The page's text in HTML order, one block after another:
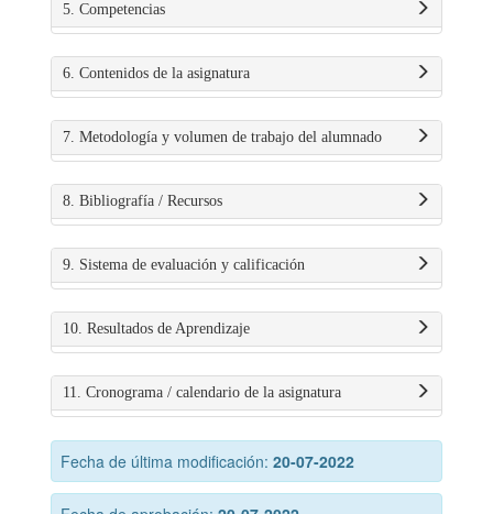
5. Competencias
6. Contenidos de la asignatura
7. Metodología y volumen de trabajo del alumnado
8. Bibliografía / Recursos
9. Sistema de evaluación y calificación
10. Resultados de Aprendizaje
11. Cronograma / calendario de la asignatura
Fecha de última modificación: 20-07-2022